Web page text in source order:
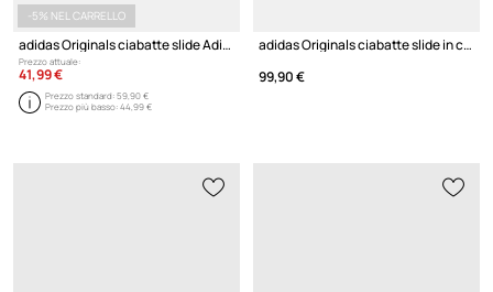
-5% NEL CARRELLO
adidas Originals ciabatte slide Adifom Stan Slide W
Prezzo attuale:
41,99 €
Prezzo standard:59,90 €
Prezzo più basso:44,99 €
adidas Originals ciabatte slide in camoscio Adimule
99,90 €